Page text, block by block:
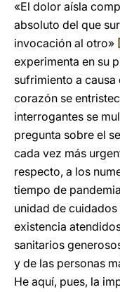
«El dolor aísla
absoluto del que
invocación al otro»
experimenta en su
sufrimiento a
corazón se
interrogantes se
pregunta sobre el
cada vez más
respecto, a los
tiempo de
unidad de
existencia
sanitarios
y de las personas
He aquí, pues, la